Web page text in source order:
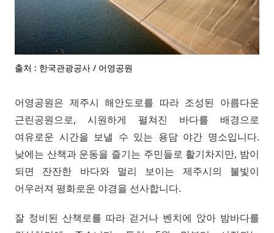
출처 : 한국관광공사 / 어영공원
어영공원은 제주시 해안도로를 따라 조성된 아름다운
근린공원으로, 시원하게 펼쳐진 바다를 배경으로
여유로운 시간을 보낼 수 있는 용담 야간 명소입니다.
낮에는 산책과 운동을 즐기는 주민들로 활기차지만, 밤이
되면 잔잔한 바다와 멀리 보이는 제주시의 불빛이
어우러져 평화로운 야경을 선사합니다.
잘 정비된 산책로를 따라 걷거나 벤치에 앉아 밤바다를